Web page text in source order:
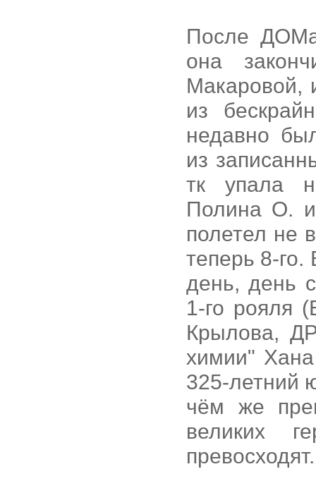
После
она
Макаровой,
из
недавно
из
тк упала
Полина О.
полетел не
теперь 8-
день, день
1-го рояля
Крылова,
химии"
325-летний
чём же
великих
превосходят.